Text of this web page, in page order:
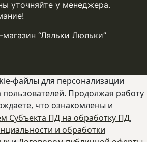
уточняйте у менеджера.
“Ляльки Люльки”
файлы для персонализации
пользователей. Продолжая работу
что ознакомлены и
Субъекта ПД на обработку ПД,
и обработки